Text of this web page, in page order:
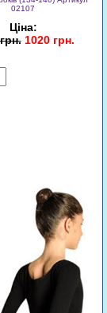
02107
Ціна:
1020 грн.